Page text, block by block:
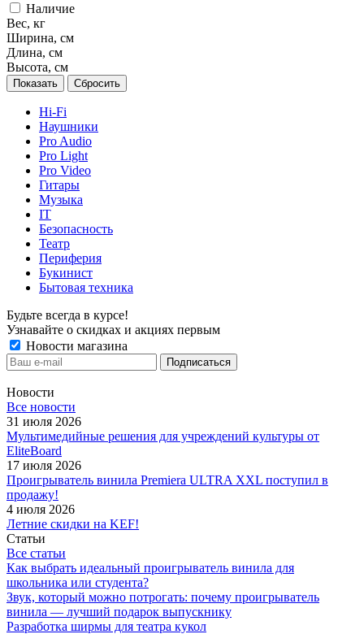
Наличие
Вес, кг
Ширина, см
Длина, см
Высота, см
Сбросить
Hi-Fi
Наушники
Pro Audio
Pro Light
Pro Video
Гитары
Музыка
IT
Безопасность
Театр
Периферия
Букинист
Бытовая техника
Будьте всегда в курсе!
Узнавайте о скидках и акциях первым
Новости магазина
Новости
Все новости
31 июля 2026
Мультимедийные решения для учреждений культуры от
EliteBoard
17 июля 2026
Проигрыватель винила Premiera ULTRA XXL поступил в
продажу!
4 июля 2026
Летние скидки на KEF!
Статьи
Все статьи
Как выбрать идеальный проигрыватель винила для
школьника или студента?
Звук, который можно потрогать: почему проигрыватель
винила — лучший подарок выпускнику
Разработка ширмы для театра кукол